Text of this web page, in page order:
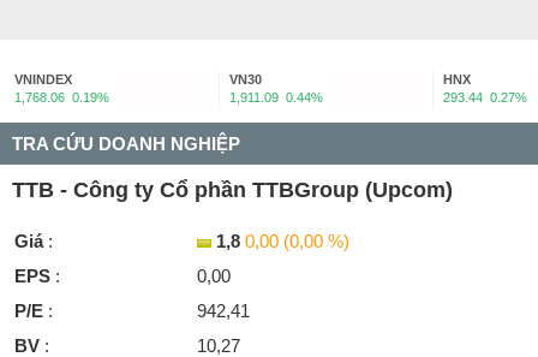
VNINDEX
1,768.06 0.19%
VN30
1,911.09 0.44%
HNX
293.44 0.27%
TRA CỨU DOANH NGHIỆP
TTB - Công ty Cổ phần TTBGroup (Upcom)
Giá: 1,8 0,00 (0,00 %)
EPS :
0,00
P/E :
942,41
BV :
10,27